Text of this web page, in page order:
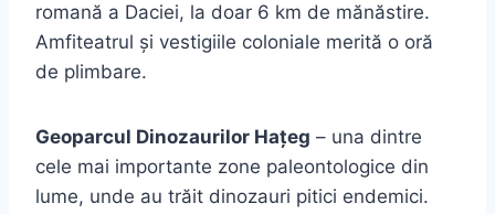
romană a Daciei, la doar 6 km de mănăstire.
Amfiteatrul și vestigiile coloniale merită o oră
de plimbare.
Geoparcul Dinozaurilor Hațeg – una dintre
cele mai importante zone paleontologice din
lume, unde au trăit dinozauri pitici endemici.